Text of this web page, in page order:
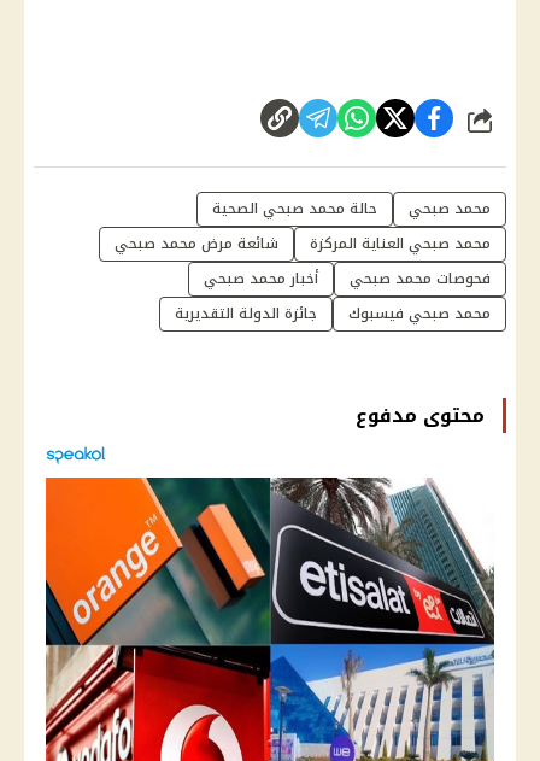
شارك
محمد صبحي
حالة محمد صبحي الصحية
محمد صبحي العناية المركزة
شائعة مرض محمد صبحي
فحوصات محمد صبحي
أخبار محمد صبحي
محمد صبحي فيسبوك
جائزة الدولة التقديرية
محتوى مدفوع